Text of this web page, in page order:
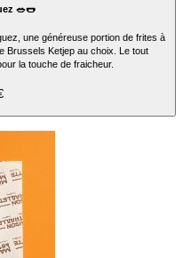
🥗🌭
une généreuse portion de frites à
Brussels Ketjep au choix. Le tout
la touche de fraicheur.